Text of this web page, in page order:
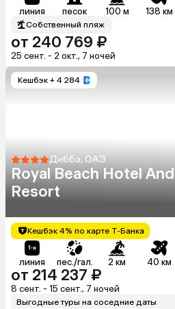
линия песок 100 м 138 км
Собственный пляж
от 240 769 ₽
25 сент. - 2 окт., 7 ночей
Кешбэк + 4 284
Дибба, ОАЭ
Royal Beach Hotel And
Resort
Кешбэк 4% по карте Т-Банка
линия пес./гал. 2 км 40 км
от 214 237 ₽
8 сент. - 15 сент., 7 ночей
Выгодные туры на соседние даты